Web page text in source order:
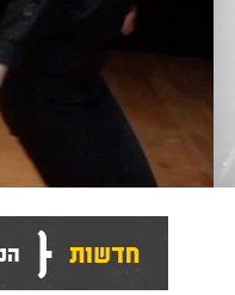
חדשות {